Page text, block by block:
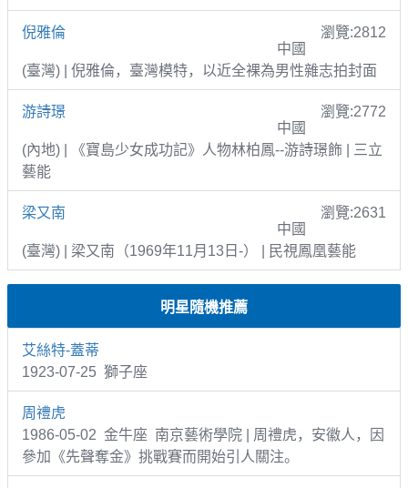
倪雅倫
瀏覽:2812
中國
(臺灣) | 倪雅倫，臺灣模特，以近全裸為男性雜志拍封面
游詩璟
瀏覽:2772
中國
(內地) | 《寶島少女成功記》人物林柏鳳--游詩璟飾 | 三立
藝能
梁又南
瀏覽:2631
中國
(臺灣) | 梁又南（1969年11月13日-） | 民視鳳凰藝能
明星隨機推薦
艾絲特-蓋蒂
1923-07-25 獅子座
周禮虎
1986-05-02 金牛座 南京藝術學院 | 周禮虎，安徽人，因
參加《先聲奪金》挑戰賽而開始引人關注。